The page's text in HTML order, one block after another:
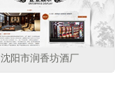
沈阳市润香坊酒厂